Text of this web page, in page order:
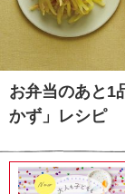
お弁当のあと1
かず」レシピ